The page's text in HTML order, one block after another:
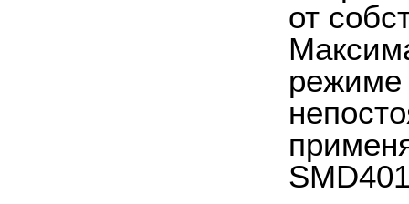
от
режиме